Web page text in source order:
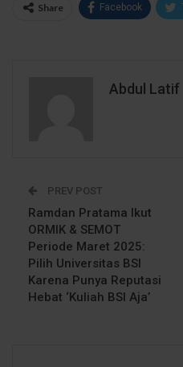
Share Facebook
Abdul Latif
PREV POST
Ramdan Pratama Ikut
ORMIK & SEMOT
Periode Maret 2025:
Pilih Universitas BSI
Karena Punya Reputasi
Hebat ‘Kuliah BSI Aja’